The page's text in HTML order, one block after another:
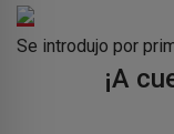
Se introdujo por
¡A